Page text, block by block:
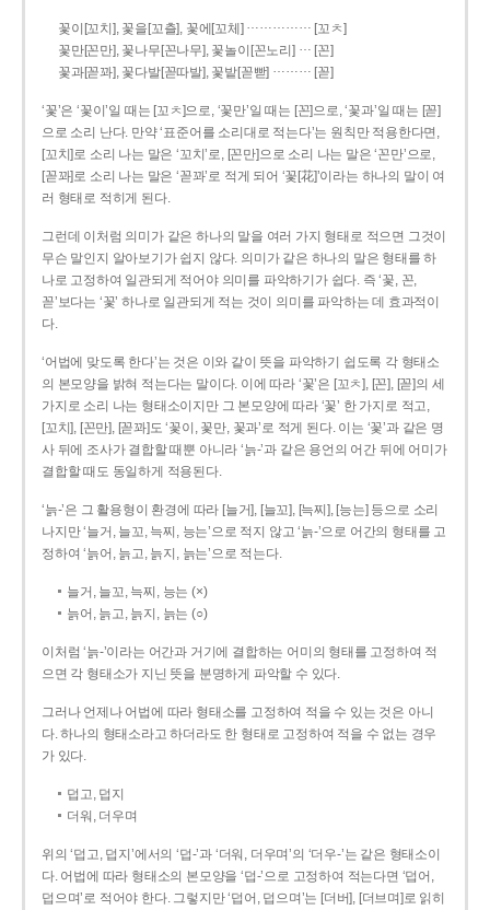
꽃이[꼬치], 꽃을[꼬츨], 꽃에[꼬체] …………… [꼬ㅊ]
꽃만[꼰만], 꽃나무[꼰나무], 꽃놀이[꼰노리] … [꼰]
꽃과[꼳꽈], 꽃다발[꼳따발], 꽃밭[꼳빧] ……… [꼳]
‘꽃’은 ‘꽃이’일 때는 [꼬ㅊ]으로, ‘꽃만’일 때는 [꼰]으로, ‘꽃과’일 때는 [꼳]
으로 소리 난다. 만약 ‘표준어를 소리대로 적는다’는 원칙만 적용한다면,
[꼬치]로 소리 나는 말은 ‘꼬치’로, [꼰만]으로 소리 나는 말은 ‘꼰만’으로,
[꼳꽈]로 소리 나는 말은 ‘꼳꽈’로 적게 되어 ‘꽃[花]’이라는 하나의 말이 여
러 형태로 적히게 된다.
그런데 이처럼 의미가 같은 하나의 말을 여러 가지 형태로 적으면 그것이
무슨 말인지 알아보기가 쉽지 않다. 의미가 같은 하나의 말은 형태를 하
나로 고정하여 일관되게 적어야 의미를 파악하기가 쉽다. 즉 ‘꽃, 꼰,
꼳’보다는 ‘꽃’ 하나로 일관되게 적는 것이 의미를 파악하는 데 효과적이
다.
‘어법에 맞도록 한다’는 것은 이와 같이 뜻을 파악하기 쉽도록 각 형태소
의 본모양을 밝혀 적는다는 말이다. 이에 따라 ‘꽃’은 [꼬ㅊ], [꼰], [꼳]의 세
가지로 소리 나는 형태소이지만 그 본모양에 따라 ‘꽃’ 한 가지로 적고,
[꼬치], [꼰만], [꼳꽈]도 ‘꽃이, 꽃만, 꽃과’로 적게 된다. 이는 ‘꽃’과 같은 명
사 뒤에 조사가 결합할 때뿐 아니라 ‘늙-’과 같은 용언의 어간 뒤에 어미가
결합할 때도 동일하게 적용된다.
‘늙-’은 그 활용형이 환경에 따라 [늘거], [늘꼬], [늑찌], [능는] 등으로 소리
나지만 ‘늘거, 늘꼬, 늑찌, 능는’으로 적지 않고 ‘늙-’으로 어간의 형태를 고
정하여 ‘늙어, 늙고, 늙지, 늙는’으로 적는다.
늘거, 늘꼬, 늑찌, 능는 (×)
늙어, 늙고, 늙지, 늙는 (○)
이처럼 ‘늙-­’이라는 어간과 거기에 결합하는 어미의 형태를 고정하여 적
으면 각 형태소가 지닌 뜻을 분명하게 파악할 수 있다.
그러나 언제나 어법에 따라 형태소를 고정하여 적을 수 있는 것은 아니
다. 하나의 형태소라고 하더라도 한 형태로 고정하여 적을 수 없는 경우
가 있다.
덥고, 덥지
더워, 더우며
위의 ‘덥고, 덥지’에서의 ‘덥-­’과 ‘더워, 더우며’의 ‘더우-­’는 같은 형태소이
다. 어법에 따라 형태소의 본모양을 ‘덥-­’으로 고정하여 적는다면 ‘덥어,
덥으며’로 적어야 한다. 그렇지만 ‘덥어, 덥으며’는 [더버], [더브며]로 읽히